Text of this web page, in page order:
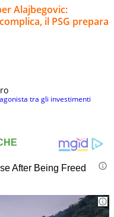
Alajbegovic:
il PSG prepara
tra gli investimenti